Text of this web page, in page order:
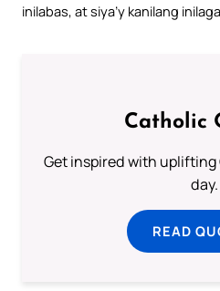
inilabas, at siya’y kanilang
Catholic
Get inspired with
day.
READ